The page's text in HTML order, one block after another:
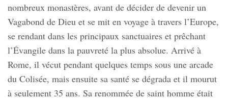
nombreux monastères, avant de décider de devenir un
Vagabond de Dieu et se mit en voyage à travers l’Europe,
se rendant dans les principaux sanctuaires et prêchant
l’Évangile dans la pauvreté la plus absolue. Arrivé à
Rome, il vécut pendant quelques temps sous une arcade
du Colisée, mais ensuite sa santé se dégrada et il mourut
à seulement 35 ans. Sa renommée de saint homme était